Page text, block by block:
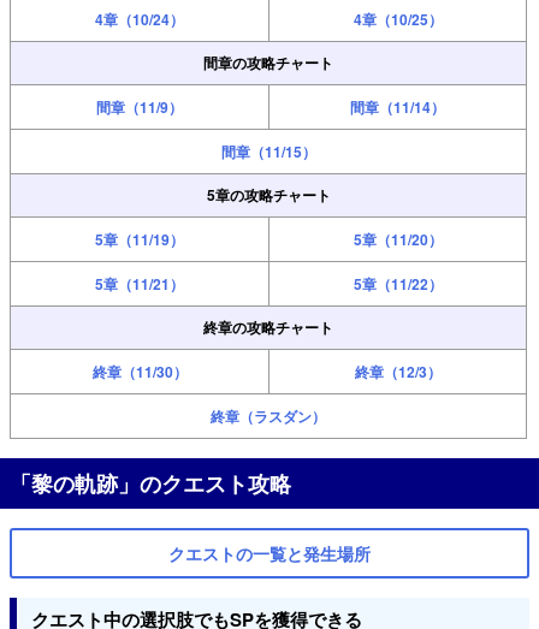
4章（10/24）
4章（10/25）
間章の攻略チャート
間章（11/9） 間章（11/14）
間章（11/15）
5章の攻略チャート
5章（11/19） 5章（11/20）
5章（11/21）
5章（11/22）
終章の攻略チャート
終章（11/30） 終章（12/3）
終章（ラスダン）
「黎の軌跡」のクエスト攻略
クエストの一覧と発生場所
クエスト中の選択肢でもSPを獲得できる